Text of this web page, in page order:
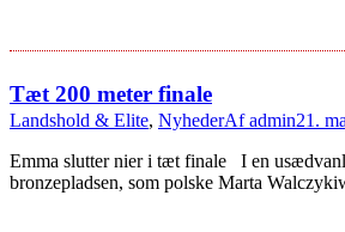
Tæt 200 meter finale
Landshold & Elite, NyhederAfadmin21.
Emma slutter nier i tæt finale I en
bronzepladsen, som polske Marta